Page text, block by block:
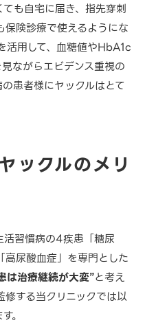
も自宅に届き、指先穿刺
険診療で使えるようにな
活用して、血糖値やHbA1c
ながらエビデンス重視の
患者様にヤックルはとて
ックルのメリ
活習慣病の4疾患「糖尿
尿酸血症」を専門とした
は治療継続が大変”と考え
する当クリニックでは以
。